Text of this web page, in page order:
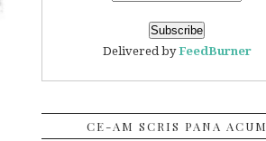
Delivered byFeedBurner
CE-AM SCRIS PANA ACUM